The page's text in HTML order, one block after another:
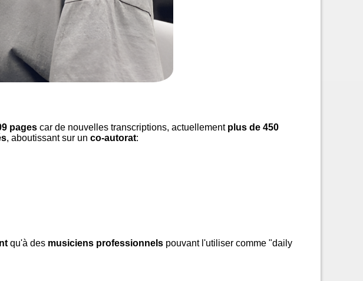
pages car de nouvelles transcriptions, actuellement plus de 450
, aboutissant sur un co-autorat:
qu'à des musiciens professionnels pouvant l'utiliser comme "daily